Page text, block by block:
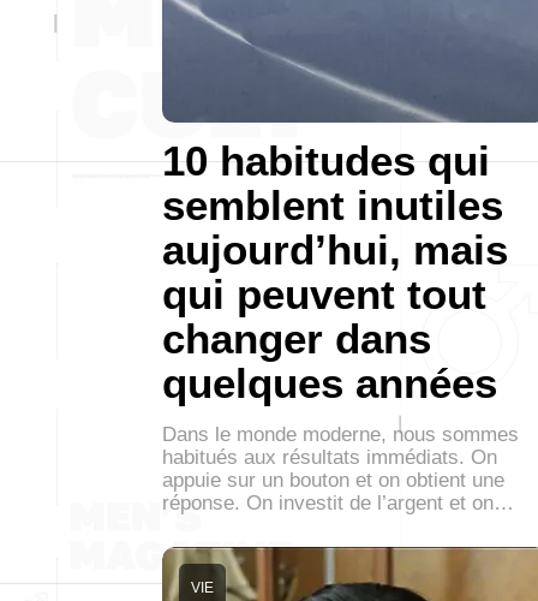
10 habitudes qui
semblent inutiles
aujourd’hui, mais
qui peuvent tout
changer dans
quelques années
Dans le monde moderne, nous sommes
habitués aux résultats immédiats. On
appuie sur un bouton et on obtient une
réponse. On investit de l’argent et on…
VIE